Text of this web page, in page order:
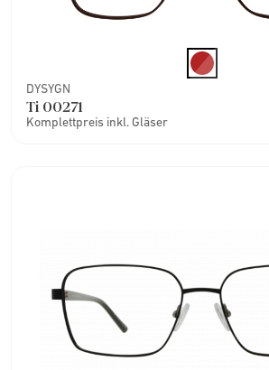
DYSYGN
Ti 00271
Komplettpreis inkl. Gläser